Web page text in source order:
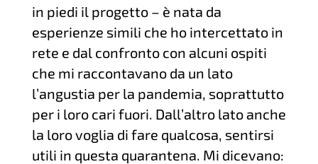
in piedi il progetto – è nata da
esperienze simili che ho intercettato in
rete e dal confronto con alcuni ospiti
che mi raccontavano da un lato
l’angustia per la pandemia, soprattutto
per i loro cari fuori. Dall’altro lato anche
la loro voglia di fare qualcosa, sentirsi
utili in questa quarantena. Mi dicevano: